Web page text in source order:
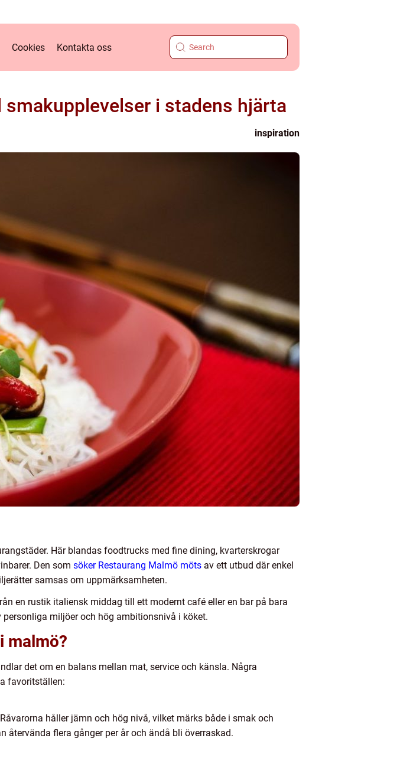
Cookies Kontakta oss
i stadens hjärta
inspiration
Här blandas foodtrucks med fine dining, kvarterskrogar
Den som söker Restaurang Malmö möts av ett utbud där enkel
samsas om uppmärksamheten.
en rustik italiensk middag till ett modernt café eller en bar på bara
miljöer och hög ambitionsnivå i köket.
malmö?
det om en balans mellan mat, service och känsla. Några
favoritställen:
håller jämn och hög nivå, vilket märks både i smak och
flera gånger per år och ändå bli överraskad.